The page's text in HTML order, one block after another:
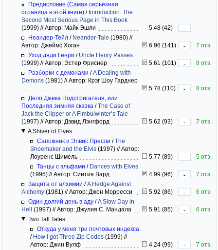
Предисловие (Самая серьёзная
страница в этой книге) / Introduction: The
Second Most Serious Page in This Book
(1999) //Автор: Майк Эшли 5.48 (42)
-
Неандер-Тейл / Neander-Tale (1980) //
Автор: Джеймс Хоган
6.96 (141) -
7 отз.
Уход дяди Генри / Uncle Henry Passes
(1999) //Автор: Эстер Фриснер 5.61 (101) -
8 отз.
Разборки с демонами /A Dealing with
Demons (1981) //Автор: Крэг Шоу Гарднер
5.78 (110)
-
8 отз.
Дело Джека Подстригателя, или
Последняя зимняя сказка /The Case of
Jack the Clipper or A Fimbulwinter’s Tale
(1997) //Автор: Дэвид Лэнгфорд 5.62 (93) -
7 отз.
A Shiver of Elves
Сапожник и Элвис Пресли /The
Shoemaker and the Elvis (1997) //Автор:
Лоуренс Шимель
5.77 (89) -
5 отз.
Танцы с эльфами / Dances with Elves
(1995) //Автор: Синтия Вард 4.99 (96) -
7 отз.
Защита от алхимии /A Hedge Against
Alchemy (1981) //Автор: Джон Морресси 5.92 (86) -
6 отз.
Один долгий день в аду /A Slow Day in
Hell (1997) //Автор: Джулия С. Мандала 5.91 (85) -
6 отз.
Two Tall Tales
Откуда у меня три почтовых индекса
/ How I got Three Zip Codes (1999) //
Автор: Джин Вулф
4.24 (99) -
7 отз.